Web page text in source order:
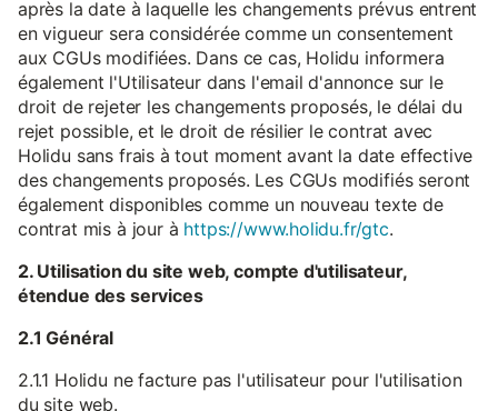
après la date à laquelle les changements prévus entrent
en vigueur sera considérée comme un consentement
aux CGUs modifiées. Dans ce cas, Holidu informera
également l'Utilisateur dans l'email d'annonce sur le
droit de rejeter les changements proposés, le délai du
rejet possible, et le droit de résilier le contrat avec
Holidu sans frais à tout moment avant la date effective
des changements proposés. Les CGUs modifiés seront
également disponibles comme un nouveau texte de
contrat mis à jour à https://www.holidu.fr/gtc.
2. Utilisation du site web, compte d'utilisateur,
étendue des services
2.1 Général
2.1.1 Holidu ne facture pas l'utilisateur pour l'utilisation
du site web.